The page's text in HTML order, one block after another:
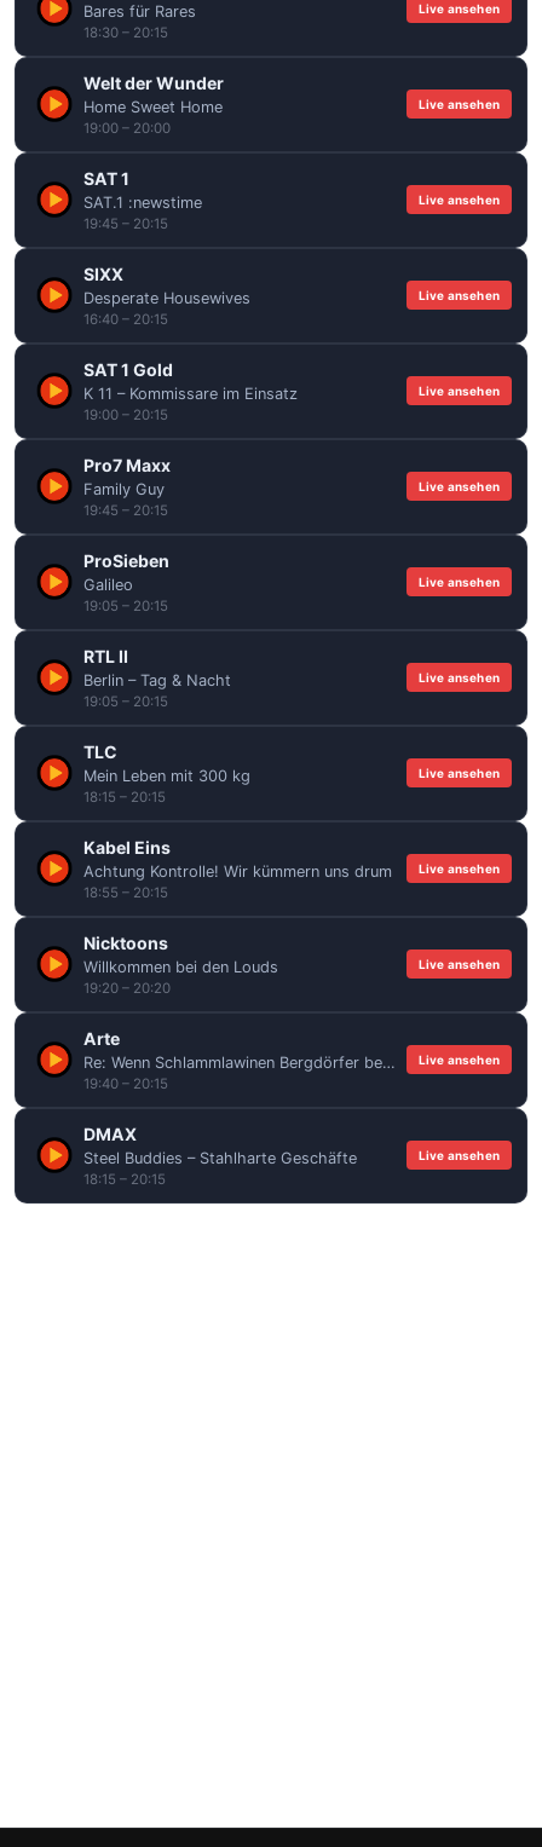
Bares für Rares
18:30 – 20:15
Live ansehen
Welt der Wunder
Home Sweet Home
19:00 – 20:00
Live ansehen
SAT 1
SAT.1 :newstime
19:45 – 20:15
Live ansehen
SIXX
Desperate Housewives
16:40 – 20:15
Live ansehen
SAT 1 Gold
K 11 – Kommissare im Einsatz
19:00 – 20:15
Live ansehen
Pro7 Maxx
Family Guy
19:45 – 20:15
Live ansehen
ProSieben
Galileo
19:05 – 20:15
Live ansehen
RTL II
Berlin – Tag & Nacht
19:05 – 20:15
Live ansehen
TLC
Mein Leben mit 300 kg
18:15 – 20:15
Live ansehen
Kabel Eins
Achtung Kontrolle! Wir kümmern uns drum
18:55 – 20:15
Live ansehen
Nicktoons
Willkommen bei den Louds
19:20 – 20:20
Live ansehen
Arte
Re: Wenn Schlammlawinen Bergdörfer bedrohen
19:40 – 20:15
Live ansehen
DMAX
Steel Buddies – Stahlharte Geschäfte
18:15 – 20:15
Live ansehen